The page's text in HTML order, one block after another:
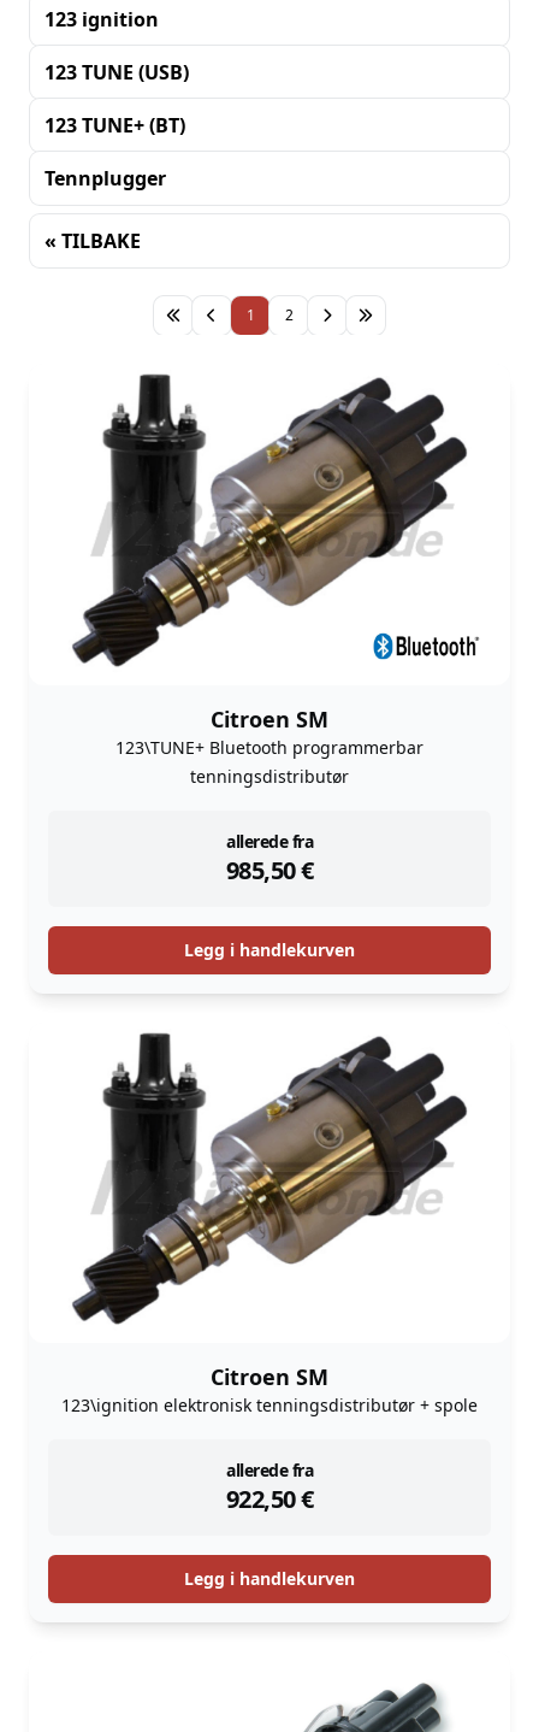
123 ignition
123 TUNE (USB)
123 TUNE+ (BT)
Tennplugger
« TILBAKE
1 2
Citroen SM
123\TUNE+ Bluetooth programmerbar
tenningsdistributør
allerede fra
985,50€
instock
Legg i handlekurven
Citroen SM
123\ignition elektronisk tenningsdistributør + spole
allerede fra
922,50€
instock
Legg i handlekurven